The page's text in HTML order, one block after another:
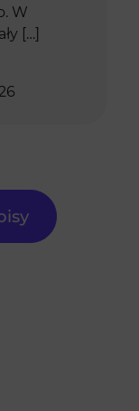
W
[…]